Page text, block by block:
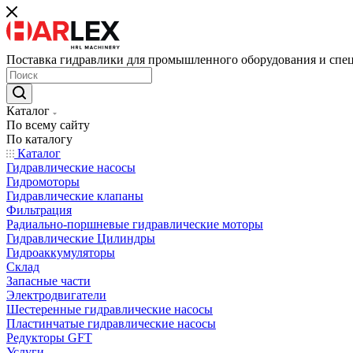
Поставка гидравлики для промышленного оборудования и
Каталог
По всему сайту
По каталогу
Каталог
Гидравлические насосы
Гидромоторы
Гидравлические клапаны
Фильтрация
Радиально-поршневые гидравлические моторы
Гидравлические Цилиндры
Гидроаккумуляторы
Склад
Запасные части
Электродвигатели
Шестеренные гидравлические насосы
Пластинчатые гидравлические насосы
Редукторы GFT